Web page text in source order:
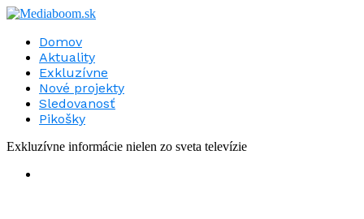
Domov
Aktuality
Exkluzívne
Nové projekty
Sledovanosť
Pikošky
Exkluzívne informácie nielen zo sveta televízie